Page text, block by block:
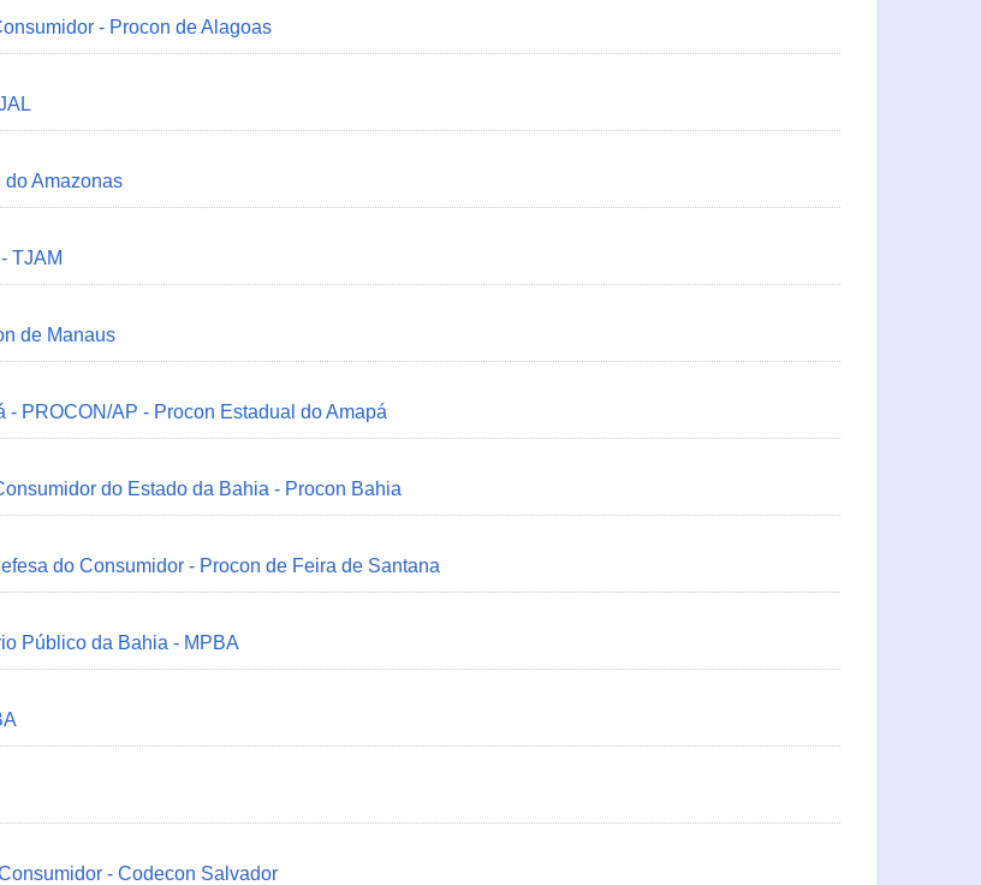
- Procon de Alagoas
do Amazonas
TJAM
de Manaus
PROCON/AP - Procon Estadual do Amapá
do Estado da Bahia - Procon Bahia
do Consumidor - Procon de Feira de Santana
Público da Bahia - MPBA
- Codecon Salvador